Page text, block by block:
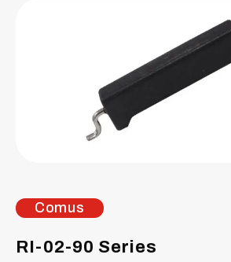
Comus
RI-02-90 Series